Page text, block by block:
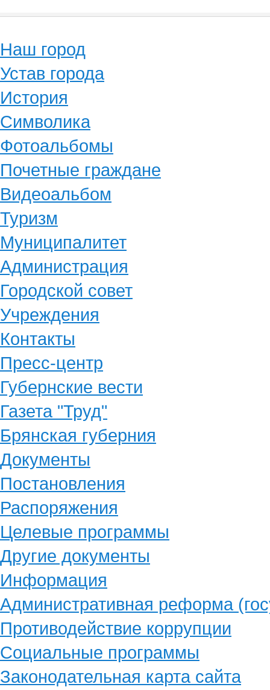
Наш город
Устав города
История
Символика
Фотоальбомы
Почетные граждане
Видеоальбом
Туризм
Муниципалитет
Администрация
Городской совет
Учреждения
Контакты
Пресс-центр
Губернские вести
Газета "Труд"
Брянская губерния
Документы
Постановления
Распоряжения
Целевые программы
Другие документы
Информация
Административная реформа
Противодействие коррупции
Социальные программы
Законодательная карта сайта